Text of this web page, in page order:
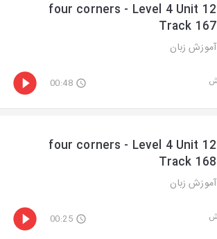
four corners - Level 4 Unit 12
Track 167
آموزش زبان
00:48
four corners - Level 4 Unit 12
Track 168
آموزش زبان
00:25